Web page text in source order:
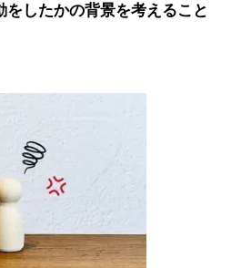
をしたかの背景を考えること